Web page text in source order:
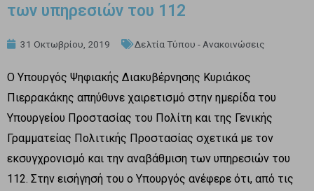
των υπηρεσιών του 112
31 Οκτωβρίου, 2019 Δελτία Τύπου - Ανακοινώσεις
Ο Υπουργός Ψηφιακής Διακυβέρνησης Κυριάκος
Πιερρακάκης απηύθυνε χαιρετισμό στην ημερίδα του
Υπουργείου Προστασίας του Πολίτη και της Γενικής
Γραμματείας Πολιτικής Προστασίας σχετικά με τον
εκσυγχρονισμό και την αναβάθμιση των υπηρεσιών του
112. Στην εισήγησή του ο Υπουργός ανέφερε ότι, από τις